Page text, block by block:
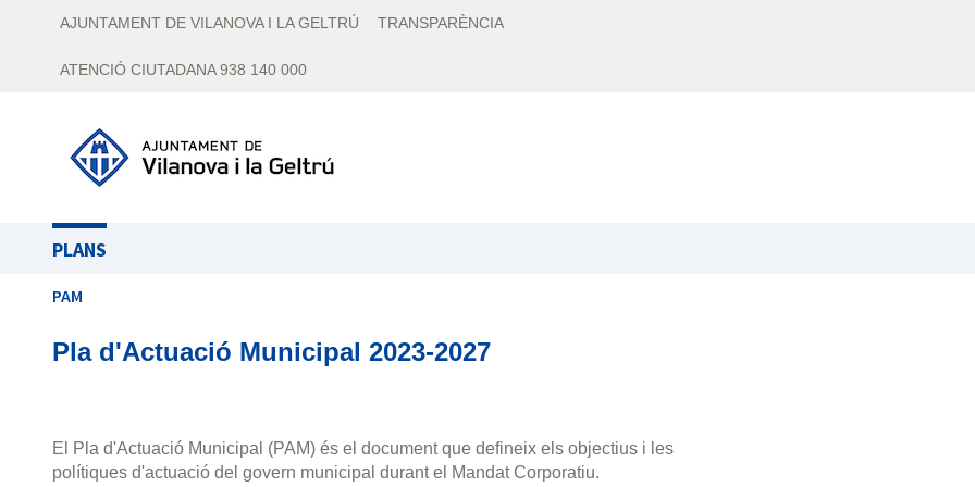
AJUNTAMENT DE VILANOVA I LA GELTRÚ TRANSPARÈNCIA
ATENCIÓ CIUTADANA 938 140 000
PLANS
PAM
Pla d'Actuació Municipal 2023-2027
El Pla d'Actuació Municipal (PAM) és el document que defineix els objectius i les
polítiques d'actuació del govern municipal durant el Mandat Corporatiu.